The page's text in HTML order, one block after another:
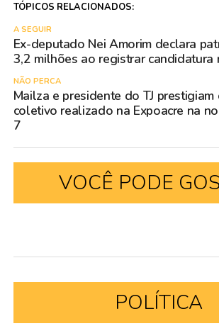
TÓPICOS RELACIONADOS:
A SEGUIR
Ex-deputado Nei Amorim declara
3,2 milhões ao registrar candidatura
NÃO PERCA
Mailza e presidente do TJ prestigiam
coletivo realizado na Expoacre na
7
VOCÊ PODE
POLÍTICA